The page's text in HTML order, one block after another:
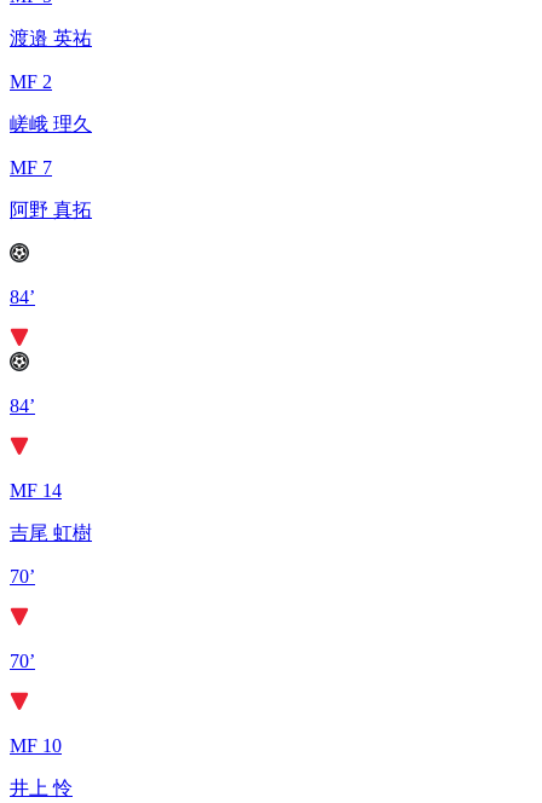
渡邉 英祐
MF 2
嵯峨 理久
MF 7
阿野 真拓
84’
84’
MF 14
吉尾 虹樹
70’
70’
MF 10
井上 怜